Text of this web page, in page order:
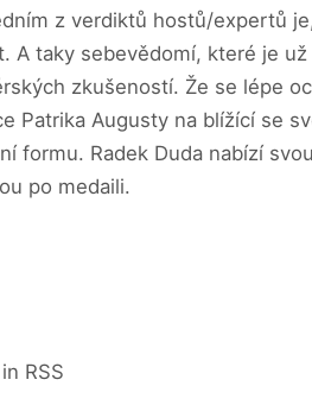
z verdiktů hostů/expertů
A taky sebevědomí, které je
zkušeností. Že se lépe
Patrika Augusty na blížící se
formu. Radek Duda nabízí
po medaili.
RSS